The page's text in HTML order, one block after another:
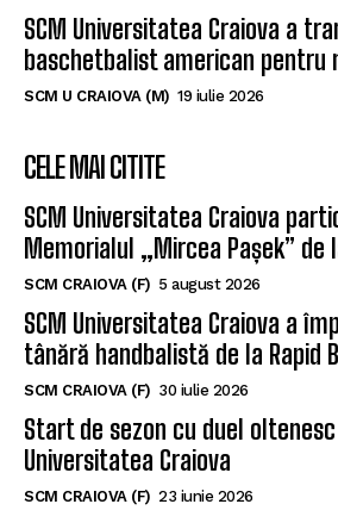
SCM Universitatea Craiova a
baschetbalist american pentru
SCM U CRAIOVA (M) 19 iulie 2026
CELE MAI CITITE
SCM Universitatea Craiova
Memorialul „Mircea Pașek” de
SCM CRAIOVA (F) 5 august 2026
SCM Universitatea Craiova a
tânără handbalistă de la Rapid
SCM CRAIOVA (F) 30 iulie 2026
Start de sezon cu duel
Universitatea Craiova
SCM CRAIOVA (F) 23 iunie 2026